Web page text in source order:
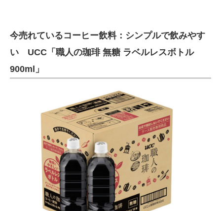
今売れているコーヒー飲料：シンプルで飲みやす
い UCC「職人の珈琲 無糖 ラベルレスボトル
900ml」